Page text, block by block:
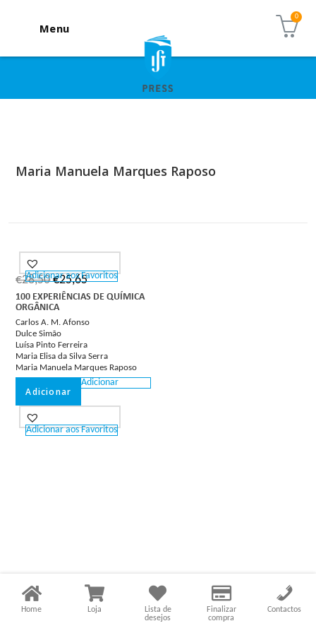
Menu
Maria Manuela Marques Raposo
Adicionar aos Favoritos
€28,50 €25,65
100 EXPERIÊNCIAS DE QUÍMICA
ORGÂNICA
Carlos A. M. Afonso
Dulce Simão
Luísa Pinto Ferreira
Maria Elisa da Silva Serra
Maria Manuela Marques Raposo
Adicionar
Adicionar
Adicionar aos Favoritos
Home Loja
Lista de
desejos
Finalizar
compra
Contactos